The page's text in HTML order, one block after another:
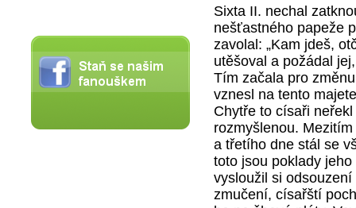
Sixta II. nechal
nešťastného papeže
zavolal: „Kam jdeš,
utěšoval a požádal
Tím začala pro
vznesl na tento
Chytře to císaři
rozmyšlenou.
a třetího dne stál se
toto jsou poklady
vysloužil si
zmučení, císařští